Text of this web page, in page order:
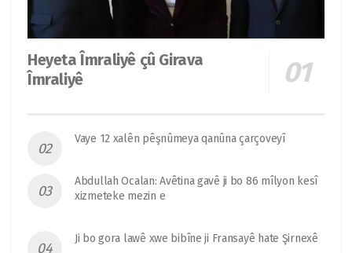
Heyeta Îmraliyê çû Girava
Îmraliyê
Vaye 12 xalên pêşnûmeya qanûna çarçoveyî
Abdullah Ocalan: Avêtina gavê ji bo 86 mîlyon kesî
xizmeteke mezin e
Ji bo gora lawê xwe bibîne ji Fransayê hate Şirnexê